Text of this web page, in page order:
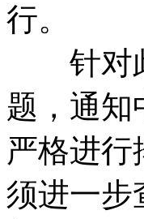
行。
针对此
题，通知
严格进
须进一步